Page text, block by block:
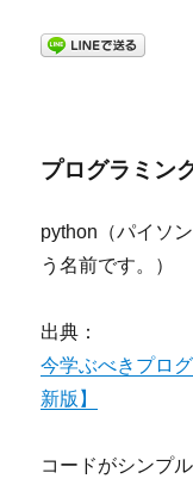
プログラミン
python（パイソ
う名前です。）
出典：
今学ぶべきプロ
新版】
コードがシンプ